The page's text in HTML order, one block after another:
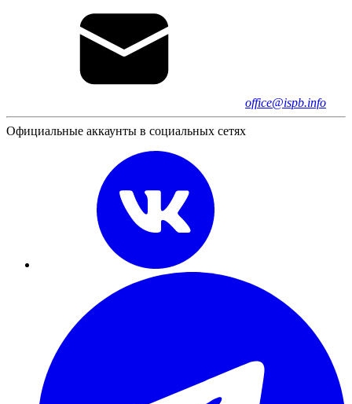
office@ispb.info
Официальные аккаунты в социальных сетях